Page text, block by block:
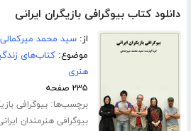
دانلود کتاب بیوگرافی بازیگران ایرانی
از:سید محمد میرکمالی
موضوع:کتاب‌های
هنری
۲۳۵ صفحه
برچسب‌ها:بیوگرافی
بیوگرافی هنرمندان